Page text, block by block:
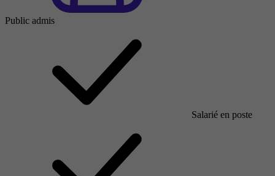
Public admis
Salarié en poste